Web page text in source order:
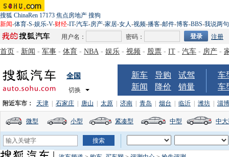
搜狐 ChinaRen 17173 焦点房地产 搜狗
新闻-体育-S-娱乐-V-财经-IT-汽车-房产-家居-女人-视频-播客-邮件-博客-BBS-我说两句
用户名：
密码： 注册
首页 - 新闻 - 军事 - 体育 - NBA - 娱乐 - 视频 - 股票 - IT - 汽车 - 房产 -
全国
切换
新车 导购
试驾
新闻
降价 销量
车
车
附近车市： 天津 石家庄 唐山 太原 济南 青岛 烟台 临沂 潍坊 淄博
微型 小型 紧凑型 中型 中